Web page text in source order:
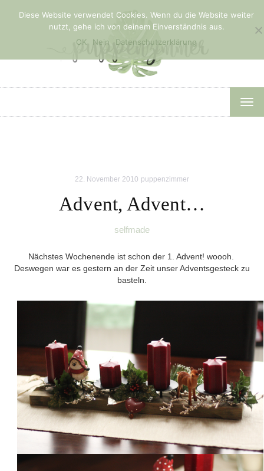
22. November 2010 puppenzimmer
Advent, Advent…
selfmade
Nächstes Wochenende ist schon der 1. Advent! woooh.
Deswegen war es gestern an der Zeit unser Adventsgesteck zu
basteln.
Diese Website verwendet Cookies. Wenn du die Website weiter
nutzt, gehe ich von deinem Einverständnis aus.
OK
Nein Datenschutzerklärung